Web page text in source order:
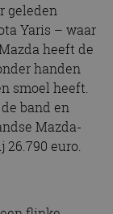
geleden
Yaris – waar
heeft de
handen
smoel heeft.
band en
Mazda-
26.790 euro.